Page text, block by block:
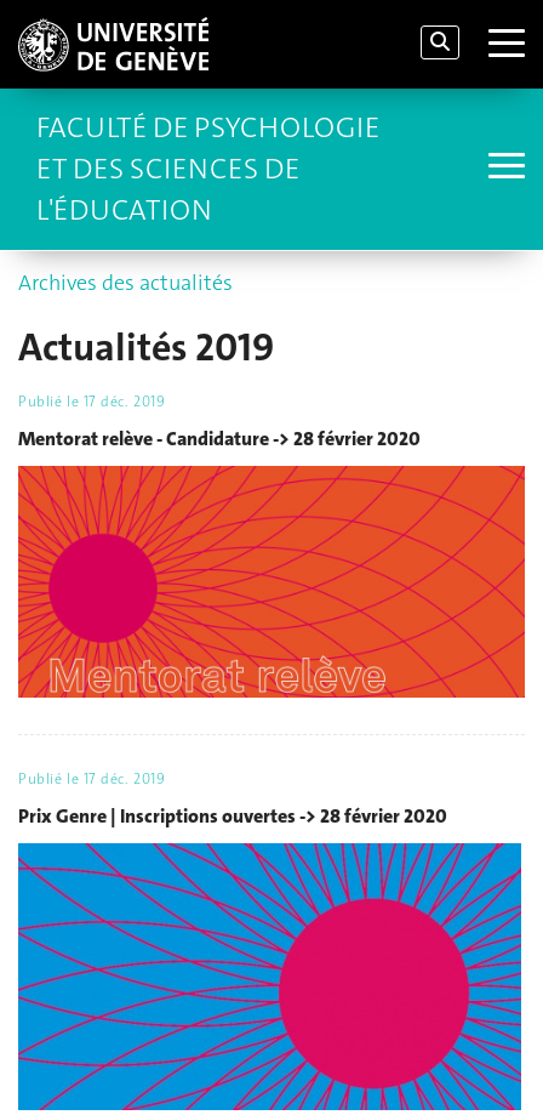
FACULTÉ DE PSYCHOLOGIE
ET DES SCIENCES DE
L'ÉDUCATION
Archives des actualités
Actualités 2019
Publié le 17 déc. 2019
Mentorat relève - Candidature -> 28 février 2020
Publié le 17 déc. 2019
Prix Genre | Inscriptions ouvertes -> 28 février 2020